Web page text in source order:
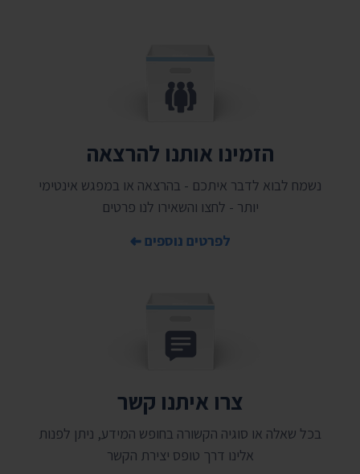
הזמינו אותנו להרצאה
נשמח לבוא לדבר איתכם - בהרצאה או במפגש אינטימי
יותר - לחצו והשאירו לנו פרטים
לפרטים נוספים
צרו איתנו קשר
בכל שאלה או סוגיה הקשורה בחופש המידע, ניתן לפנות
אלינו דרך טופס יצירת הקשר